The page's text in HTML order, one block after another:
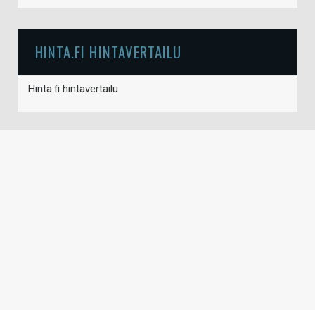
HINTA.FI HINTAVERTAILU
Hinta.fi hintavertailu